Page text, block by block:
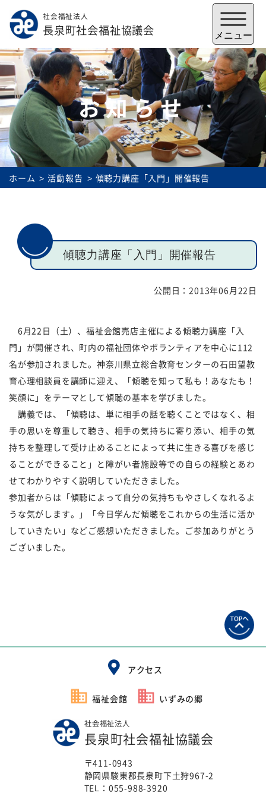
社会福祉法人
長泉町社会福祉協議会 メニュー
メニューを閉じる
社協とは サービス
規約・様式
採用 あゆみ（沿革）
お問い合せ お知らせ
行事予定
プライバシーポリシー
カスタマーハラスメントに
対する基本方針
免責事項
お知らせ
ホーム 活動報告 傾聴力講座「入門」開催報告
傾聴力講座「入門」開催報告
公開日：2013年06月22日
6月22日（土）、福祉会館売店主催による傾聴力講座「入
門」が開催され、町内の福祉団体やボランティアを中心に112
名が参加されました。神奈川県立総合教育センターの石田望教
育心理相談員を講師に迎え、「傾聴を知って私も！あなたも！
笑顔に」をテーマとして傾聴の基本を学びました。
講義では、「傾聴は、単に相手の話を聴くことではなく、相
手の思いを尊重して聴き、相手の気持ちに寄り添い、相手の気
持ちを整理して受け止めることによって共に生きる喜びを感じ
ることができること」と障がい者施設等での自らの経験とあわ
せてわかりやすく説明していただきました。
参加者からは「傾聴によって自分の気持ちもやさしくなれるよ
うな気がします。」「今日学んだ傾聴をこれからの生活に活か
していきたい」などご感想いただきました。ご参加ありがとう
ございました。
アクセス
福祉会館 いずみの郷
社会福祉法人
長泉町社会福祉協議会
〒411-0943
静岡県駿東郡長泉町下土狩967-2
TEL： 055-988-3920